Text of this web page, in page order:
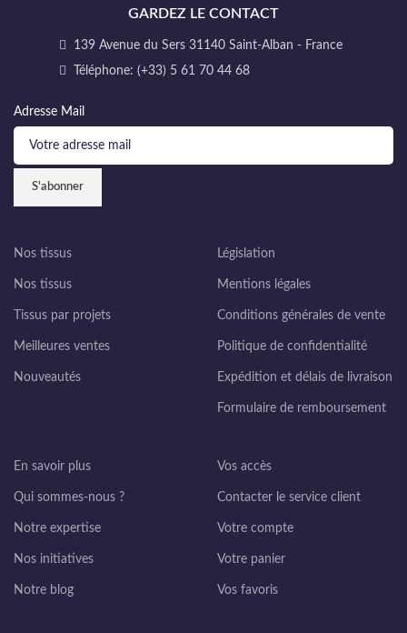
GARDEZ LE CONTACT
139 Avenue du Sers 31140 Saint-Alban - France
Téléphone: (+33) 5 61 70 44 68
Adresse Mail
Nos tissus
Nos tissus
Tissus par projets
Meilleures ventes
Nouveautés
Législation
Mentions légales
Conditions générales de vente
Politique de confidentialité
Expédition et délais de livraison
Formulaire de remboursement
En savoir plus
Qui sommes-nous ?
Notre expertise
Nos initiatives
Notre blog
Vos accès
Contacter le service client
Votre compte
Votre panier
Vos favoris